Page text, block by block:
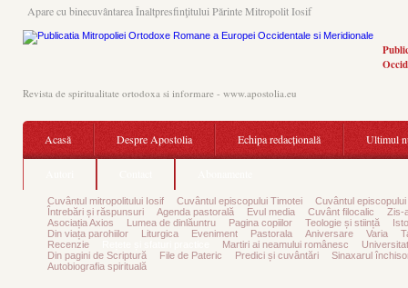
Apare cu binecuvântarea Înaltpresfinţitului Părinte Mitropolit Iosif
Revista de spiritualitate ortodoxa si informare - www.apostolia.eu
Acasă Despre Apostolia Echipa redacțională Ultimul
Cuvântul mitropolitului Iosif Cuvântul episcopului Timotei
Cuvântul episcopului
Întrebări și răspunsuri
Agenda pastorală Evul media Cuvânt filocalic
Zis-
Asociația Axios
Lumea de dinlăuntru Pagina copiilor Teologie și stiință
Din viața parohiilor
Liturgica Eveniment Pastorala Aniversare Varia
Recenzie
Martiri ai neamului românesc
Din pagini de Scriptură
File de Pateric Predici și cuvântări
Sinaxarul
Autobiografia spirituală